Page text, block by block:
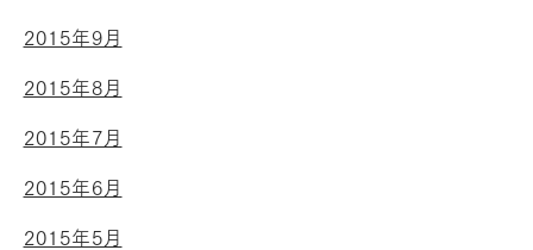
2015年9月
2015年8月
2015年7月
2015年6月
2015年5月